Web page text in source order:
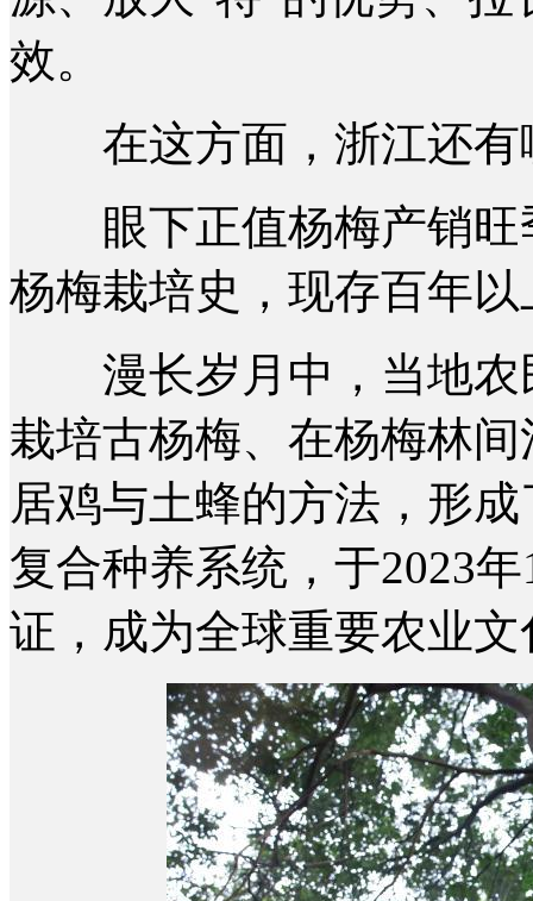
效。
在这方面，浙江还有
眼下正值杨梅产销旺
杨梅栽培史，现存百年
漫长岁月中，当地农
栽培古杨梅、在杨梅林
居鸡与土蜂的方法，形
复合种养系统，于2023
证，成为全球重要农业